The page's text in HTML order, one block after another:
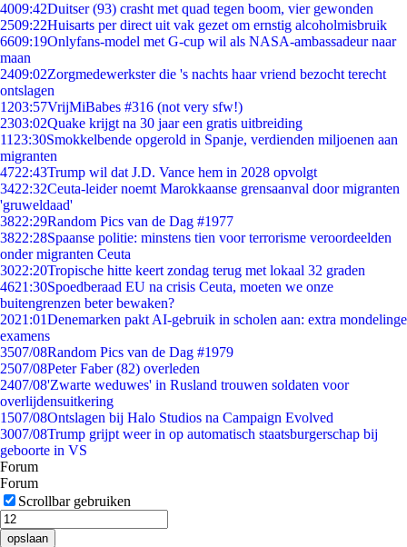
4009:42Duitser (93) crasht met quad tegen boom, vier gewonden
2509:22Huisarts per direct uit vak gezet om ernstig alcoholmisbruik
6609:19Onlyfans-model met G-cup wil als NASA-ambassadeur naar
maan
2409:02Zorgmedewerkster die 's nachts haar vriend bezocht terecht
ontslagen
1203:57VrijMiBabes #316 (not very sfw!)
2303:02Quake krijgt na 30 jaar een gratis uitbreiding
11 23:30Smokkelbende opgerold in Spanje, verdienden miljoenen aan
migranten
4722:43Trump wil dat J.D. Vance hem in 2028 opvolgt
3422:32Ceuta-leider noemt Marokkaanse grensaanval door migranten
'gruweldaad'
3822:29Random Pics van de Dag #1977
3822:28Spaanse politie: minstens tien voor terrorisme veroordeelden
onder migranten Ceuta
3022:20Tropische hitte keert zondag terug met lokaal 32 graden
4621:30Spoedberaad EU na crisis Ceuta, moeten we onze
buitengrenzen beter bewaken?
2021:01Denemarken pakt AI-gebruik in scholen aan: extra mondelinge
examens
3507/08Random Pics van de Dag #1979
2507/08Peter Faber (82) overleden
2407/08'Zwarte weduwes' in Rusland trouwen soldaten voor
overlijdensuitkering
1507/08Ontslagen bij Halo Studios na Campaign Evolved
3007/08Trump grijpt weer in op automatisch staatsburgerschap bij
geboorte in VS
Forum
Forum
Scrollbar gebruiken
opslaan